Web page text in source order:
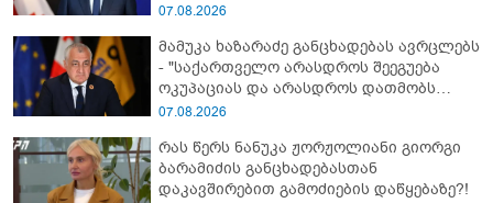
07.08.2026
მამუკა ხაზარაძე განცხადებას ავრცლებს
- "საქართველო არასდროს შეეგუება
ოკუპაციას და არასდროს დათმობს
თავისუფლებას!"
07.08.2026
რას წერს ნანუკა ჟორჟოლიანი გიორგი
ბარამიძის განცხადებასთან
დაკავშირებით გამოძიების დაწყებაზე?!